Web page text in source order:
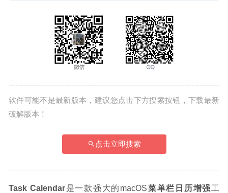
软件可能不是最新版本，建议您点击下方搜索按钮，下载最新
破解版本！
点击立即搜索
Task Calendar是一款强大的macOS菜单栏日历增强工